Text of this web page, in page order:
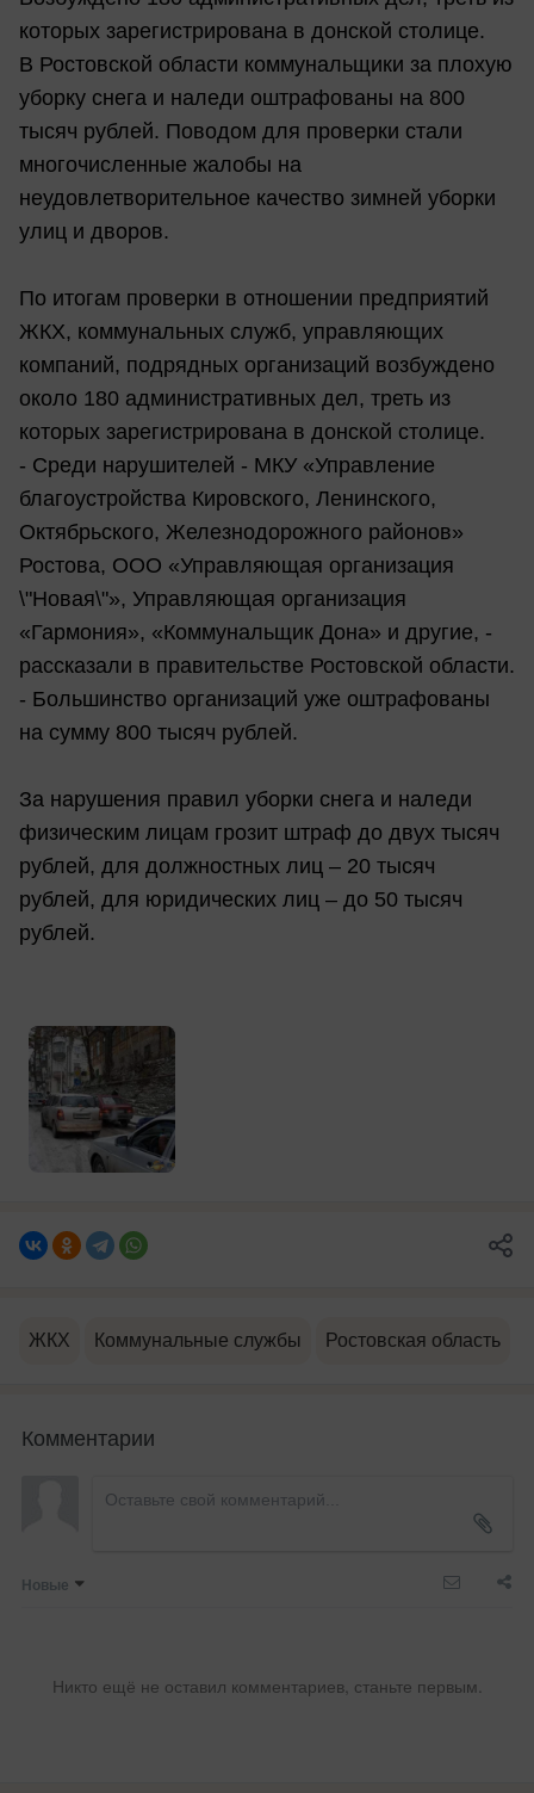
которых зарегистрирована в донской столице.
В Ростовской области коммунальщики за плохую
уборку снега и наледи оштрафованы на 800
тысяч рублей. Поводом для проверки стали
многочисленные жалобы на
неудовлетворительное качество зимней уборки
улиц и дворов.
По итогам проверки в отношении предприятий
ЖКХ, коммунальных служб, управляющих
компаний, подрядных организаций возбуждено
около 180 административных дел, треть из
которых зарегистрирована в донской столице.
- Среди нарушителей - МКУ «Управление
благоустройства Кировского, Ленинского,
Октябрьского, Железнодорожного районов»
Ростова, ООО «Управляющая организация
\"Новая\"», Управляющая организация
«Гармония», «Коммунальщик Дона» и другие, -
рассказали в правительстве Ростовской области.
- Большинство организаций уже оштрафованы
на сумму 800 тысяч рублей.
За нарушения правил уборки снега и наледи
физическим лицам грозит штраф до двух тысяч
рублей, для должностных лиц – 20 тысяч
рублей, для юридических лиц – до 50 тысяч
рублей.
ЖКХ Коммунальные службы Ростовская область
Комментарии
Новые
Никто ещё не оставил комментариев, станьте первым.